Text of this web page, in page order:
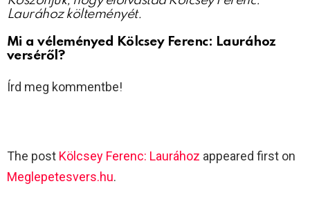
Laurához költeményét.
Mi a véleményed Kölcsey Ferenc: Laurához
verséről?
Írd meg kommentbe!
The post Kölcsey Ferenc: Laurához appeared first on
Meglepetesvers.hu.